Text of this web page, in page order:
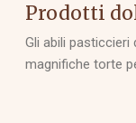
Prodotti
Gli abili
magnifiche torte